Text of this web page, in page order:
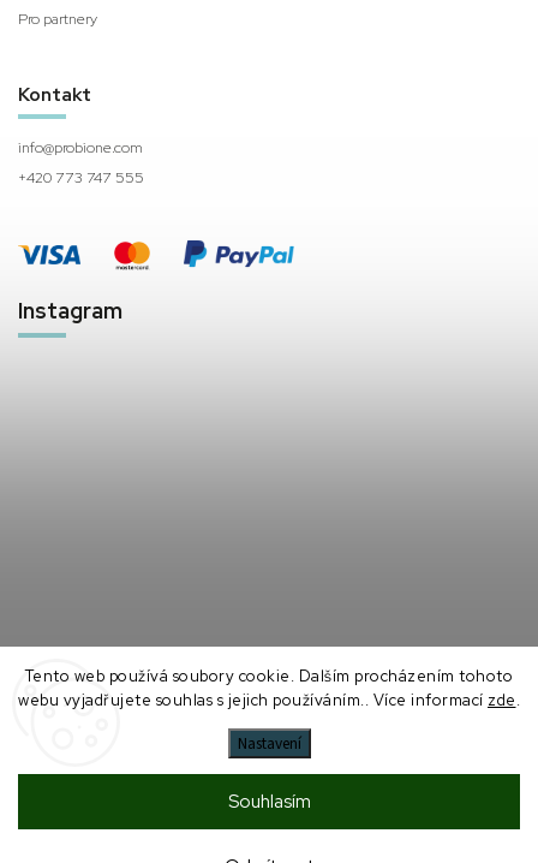
Tento web používá soubory cookie. Dalším procházením tohoto
webu vyjadřujete souhlas s jejich používáním.. Více informací zde.
Nastavení
Souhlasím
Pro partnery
Kontakt
info@probione.com
+420 773 747 555
Instagram
Sledovat na Instagramu
probiONE. Všechna práva vyhrazena.
Upravit nastavení cookies
Shoptet | Design